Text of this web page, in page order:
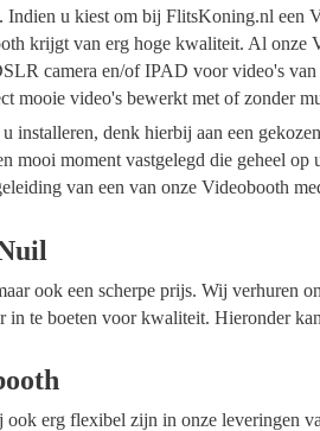
u kiest om bij FlitsKoning.nl een
krijgt van erg hoge kwaliteit. Al onze
camera en/of IPAD voor video's
mooie video's bewerkt met of zonder
installeren, denk hierbij aan een
mooi moment vastgelegd die geheel op
van een van onze Videobooth
ook een scherpe prijs. Wij verhuren
in te boeten voor kwaliteit. Hieronder
ook erg flexibel zijn in onze leveringen